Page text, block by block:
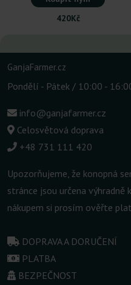
420Kč
GanjaFarmer.cz
Pondělí - Pátek / 10:00 -
info@ganjafarmer.cz
Celosvětová doprava
+48 731 111 420
Upozorňujeme, že konopná
stránce jsou určena výhradně
nákupem si prosím ověřte
DOPRAVA A DORUČENÍ
PLATBA
BEZPEČNOST